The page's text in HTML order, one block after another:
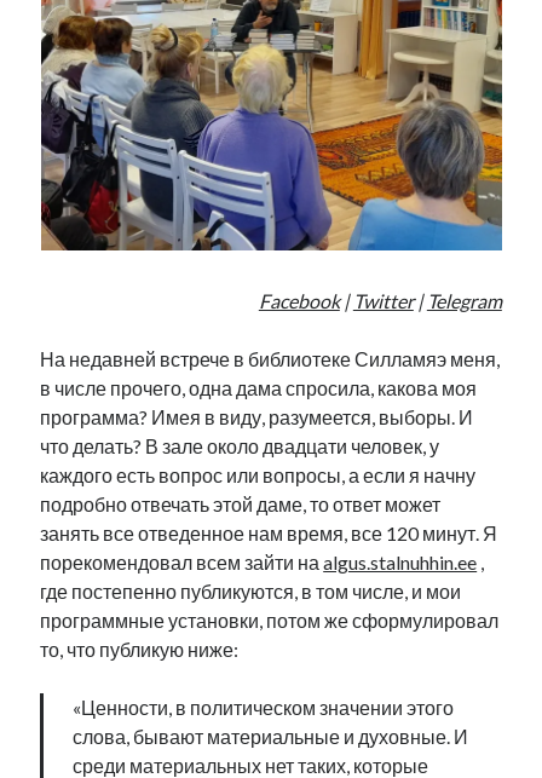
Facebook| Twitter| Telegram
На недавней встрече в библиотеке Силламяэ меня,
в числе прочего, одна дама спросила, какова моя
программа? Имея в виду, разумеется, выборы. И
что делать? В зале около двадцати человек, у
каждого есть вопрос или вопросы, а если я начну
подробно отвечать этой даме, то ответ может
занять все отведенное нам время, все 120 минут. Я
порекомендовал всем зайти наalgus.stalnuhhin.ee
где постепенно публикуются, в том числе, и мои
программные установки, потом же сформулировал
то, что публикую ниже:
«Ценности, в политическом значении этого
слова, бывают материальные и духовные. И
среди материальных нет таких, которые